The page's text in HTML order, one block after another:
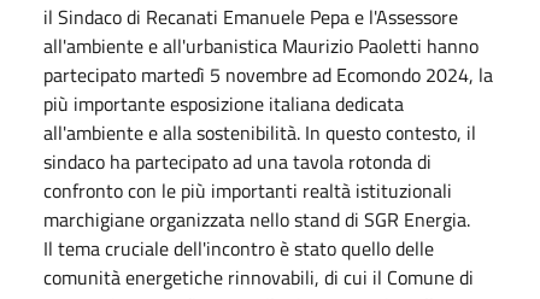
il Sindaco di Recanati Emanuele Pepa e l'Assessore
all'ambiente e all'urbanistica Maurizio Paoletti hanno
partecipato martedì 5 novembre ad Ecomondo 2024, la
più importante esposizione italiana dedicata
all'ambiente e alla sostenibilità. In questo contesto, il
sindaco ha partecipato ad una tavola rotonda di
confronto con le più importanti realtà istituzionali
marchigiane organizzata nello stand di SGR Energia.
Il tema cruciale dell'incontro è stato quello delle
comunità energetiche rinnovabili, di cui il Comune di